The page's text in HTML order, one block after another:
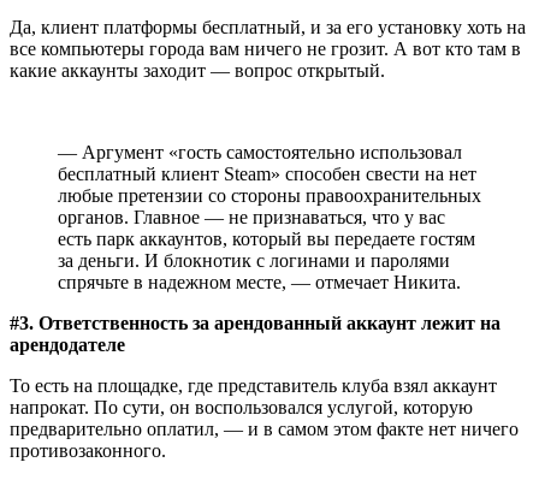
Да, клиент платформы бесплатный, и за его установку хоть на
все компьютеры города вам ничего не грозит. А вот кто там в
какие аккаунты заходит — вопрос открытый.
— Аргумент «гость самостоятельно использовал
бесплатный клиент Steam» способен свести на нет
любые претензии со стороны правоохранительных
органов. Главное — не признаваться, что у вас
есть парк аккаунтов, который вы передаете гостям
за деньги. И блокнотик с логинами и паролями
спрячьте в надежном месте, — отмечает Никита.
#3. Ответственность за арендованный аккаунт лежит на
арендодателе
То есть на площадке, где представитель клуба взял аккаунт
напрокат. По сути, он воспользовался услугой, которую
предварительно оплатил, — и в самом этом факте нет ничего
противозаконного.